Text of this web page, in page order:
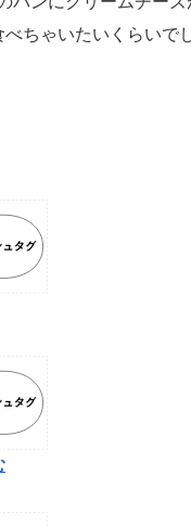
ちゃいたいくらいで